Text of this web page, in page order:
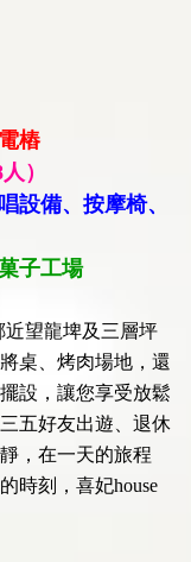
樁
）
設備、按摩椅、
子工場
近望龍埤及三層坪
桌、烤肉場地，還
設，讓您享受放鬆
五好友出遊、退休
，在一天的旅程
時刻，喜妃house